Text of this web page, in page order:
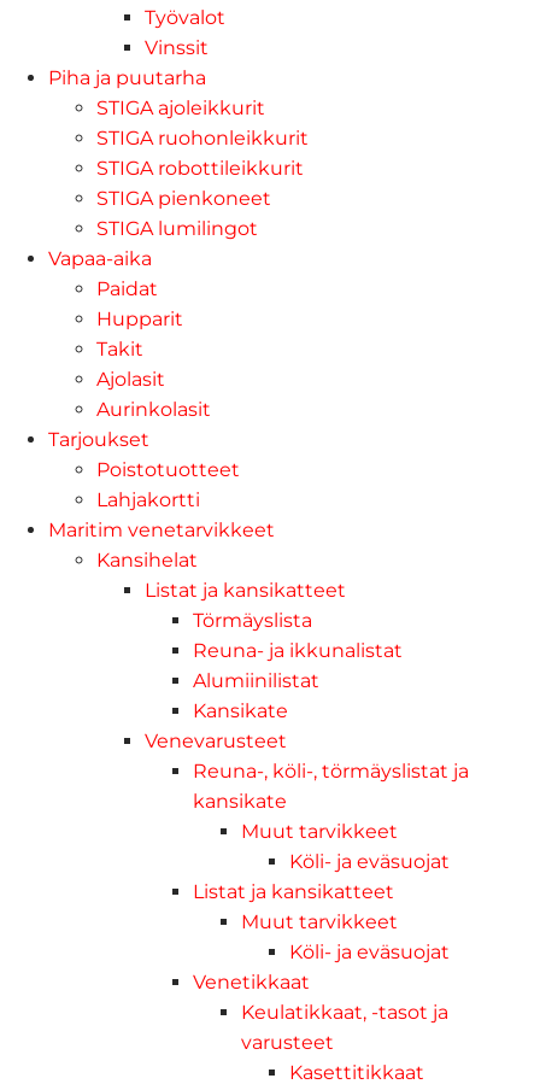
Työvalot
Vinssit
Piha ja puutarha
STIGA ajoleikkurit
STIGA ruohonleikkurit
STIGA robottileikkurit
STIGA pienkoneet
STIGA lumilingot
Vapaa-aika
Paidat
Hupparit
Takit
Ajolasit
Aurinkolasit
Tarjoukset
Poistotuotteet
Lahjakortti
Maritim venetarvikkeet
Kansihelat
Listat ja kansikatteet
Törmäyslista
Reuna- ja ikkunalistat
Alumiinilistat
Kansikate
Venevarusteet
Reuna-, köli-, törmäyslistat ja
kansikate
Muut tarvikkeet
Köli- ja eväsuojat
Listat ja kansikatteet
Muut tarvikkeet
Köli- ja eväsuojat
Venetikkaat
Keulatikkaat, -tasot ja
varusteet
Kasettitikkaat